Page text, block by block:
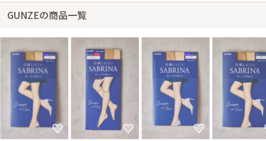
GUNZEの商品一覧